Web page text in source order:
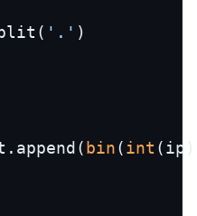
'.' )
bin(int